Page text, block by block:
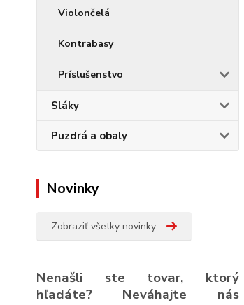
Violončelá
Kontrabasy
Príslušenstvo
Sláky
Puzdrá a obaly
Novinky
Zobraziť všetky novinky
Nenašli ste tovar, ktorý
hľadáte? Neváhajte nás